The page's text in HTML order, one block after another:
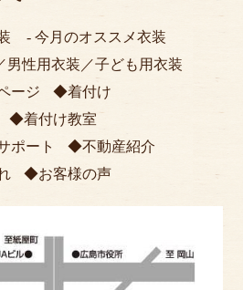
今月のオススメ衣装
男性用衣装 ／子ども用衣装
ージ
着付け
着付け教室
ポート
不動産紹介
お客様の声